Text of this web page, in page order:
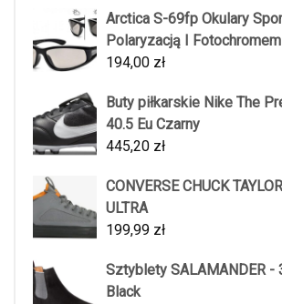
Arctica S-69fp Okulary
Polaryzacją I Fotochromem
194,00 zł
Buty piłkarskie Nike The
40.5 Eu Czarny
445,20 zł
CONVERSE CHUCK
ULTRA
199,99 zł
Sztyblety SALAMANDER -
Black